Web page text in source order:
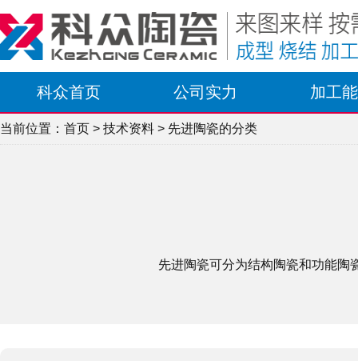
科众首页 公司实力 加工
当前位置： 首页 > 技术资料 > 先进陶瓷的分类
先进陶瓷可分为结构陶瓷和功能陶